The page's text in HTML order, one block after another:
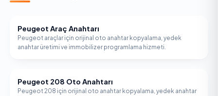
PEUGEOT
Peugeot Araç Anahtarı
Peugeot araçlar için orijinal oto anahtar kopyalama, yedek
anahtar üretimi ve immobilizer programlama hizmeti.
PEUGEOT
Peugeot 208 Oto Anahtarı
Peugeot 208 için orijinal oto anahtar kopyalama, yedek anahtar